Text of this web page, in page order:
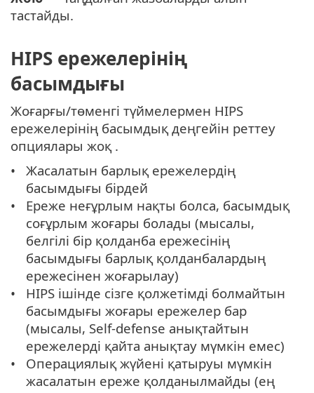
тастайды.
HIPS ережелерінің
басымдығы
Жоғарғы/төменгі түймелермен HIPS
ережелерінің басымдық деңгейін реттеу
опциялары жоқ .
Жасалатын барлық ережелердің
басымдығы бірдей
Ереже неғұрлым нақты болса, басымдық
соғұрлым жоғары болады (мысалы,
белгілі бір қолданба ережесінің
басымдығы барлық қолданбалардың
ережесінен жоғарылау)
HIPS ішінде сізге қолжетімді болмайтын
басымдығы жоғары ережелер бар
(мысалы, Self-defense анықтайтын
ережелерді қайта анықтау мүмкін емес)
Операциялық жүйені қатыруы мүмкін
жасалатын ереже қолданылмайды (ең